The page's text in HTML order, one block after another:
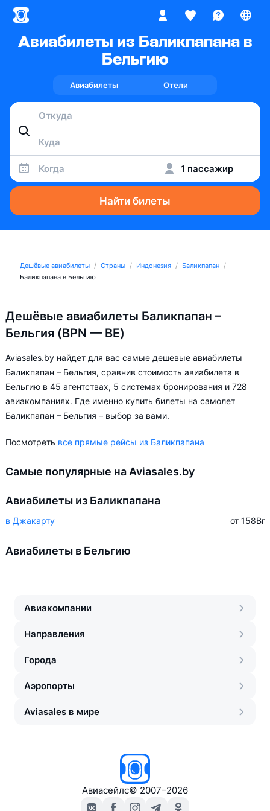
Авиабилеты из Баликпапана в
Бельгию
Авиабилеты Отели
Когда 1 пассажир
Найти билеты
Дешёвые авиабилеты Страны Индонезия
Баликпапан
Баликпапана в Бельгию
Дешёвые авиабилеты Баликпапан –
Бельгия (BPN — BE)
Aviasales.by найдет для вас самые дешевые авиабилеты
Баликпапан – Бельгия, сравнив стоимость авиабилета в
Бельгию в 45 агентствах, 5 системах бронирования и 728
авиакомпаниях. Где именно купить билеты на самолет
Баликпапан – Бельгия – выбор за вами.
Посмотреть все прямые рейсы из Баликпапана
Самые популярные на Aviasales.by
Авиабилеты из Баликпапана
в Джакарту от 158Br
Авиабилеты в Бельгию
Авиакомпании
Направления
Города
Аэропорты
Aviasales в мире
Авиасейлс© 2007–2026